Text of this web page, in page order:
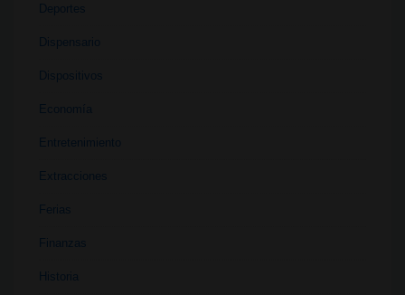
Deportes
Dispensario
Dispositivos
Economía
Entretenimiento
Extracciones
Ferias
Finanzas
Historia